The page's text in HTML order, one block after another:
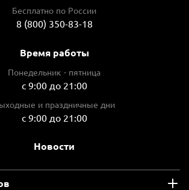
Бесплатно по России
8 (800) 350-83-18
Время работы
Понедельник - пятница
с 9:00 до 21:00
и праздничные дни
с 9:00 до 21:00
Новости